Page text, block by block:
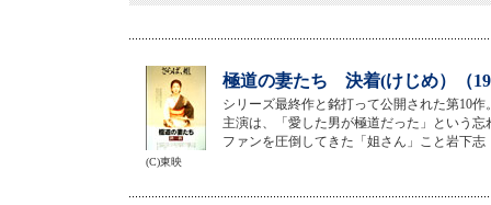
極道の妻たち 決着(けじめ）（
シリーズ最終作と銘打って公開された第10作
主演は、「愛した男が極道だった」という
ファンを圧倒してきた「姐さん」こと岩下志
(C)東映